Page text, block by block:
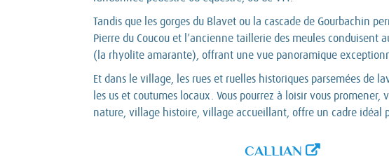
Tandis que les gorges du Blavet ou la cascade de Gourbachin
Pierre du Coucou et l’ancienne taillerie des meules conduisent
(la rhyolite amarante), offrant une vue panoramique
Et dans le village, les rues et ruelles historiques parsemées de
les us et coutumes locaux. Vous pourrez à loisir vous
nature, village histoire, village accueillant, offre un cadre
CALLIAN